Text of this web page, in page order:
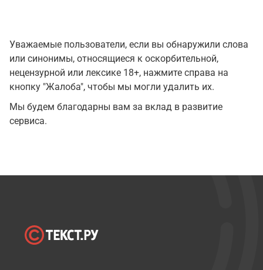
Уважаемые пользователи, если вы обнаружили слова
или синонимы, относящиеся к оскорбительной,
нецензурной или лексике 18+, нажмите справа на
кнопку "Жалоба", чтобы мы могли удалить их.
Мы будем благодарны вам за вклад в развитие
сервиса.